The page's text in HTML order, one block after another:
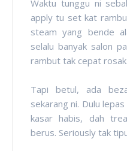
Waktu tunggu ni
apply tu set kat
steam yang bende
selalu banyak salon
rambut tak cepat rosak.
Tapi betul, ada
sekarang ni. Dulu
kasar habis, dah
berus. Seriously tak